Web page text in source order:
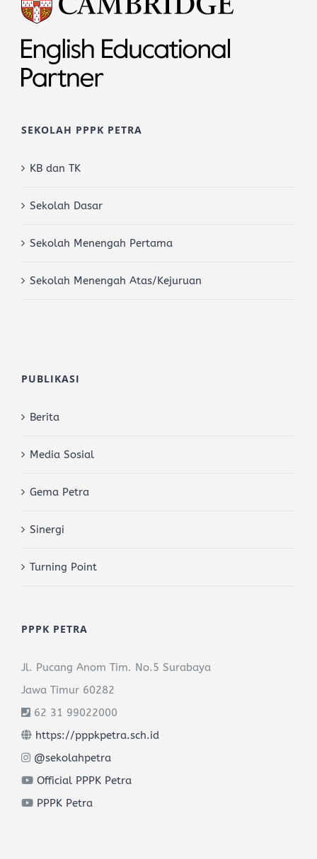
SEKOLAH PPPK PETRA
KB dan TK
Sekolah Dasar
Sekolah Menengah Pertama
Sekolah Menengah Atas/Kejuruan
PUBLIKASI
Berita
Media Sosial
Gema Petra
Sinergi
Turning Point
PPPK PETRA
Jl. Pucang Anom Tim. No.5 Surabaya
Jawa Timur 60282
62 31 99022000
https://pppkpetra.sch.id
@sekolahpetra
Official PPPK Petra
PPPK Petra